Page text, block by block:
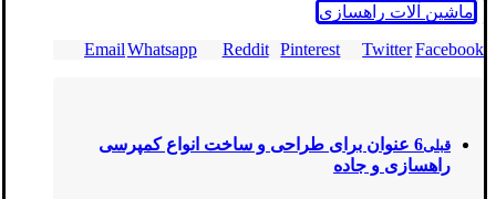
ماشین آلات راهسازی
Facebook
Twitter
Pinterest
Reddit
Whatsapp
Email
قبلی
6 عنوان برای طراحی و ساخت انواع کمپرسی
راهسازی و جاده